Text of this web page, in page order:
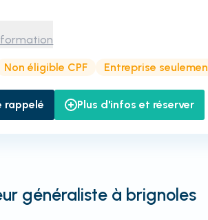
Non éligible CPF Entreprise
rappelé Plus d'infos et réserver
généraliste à brignoles